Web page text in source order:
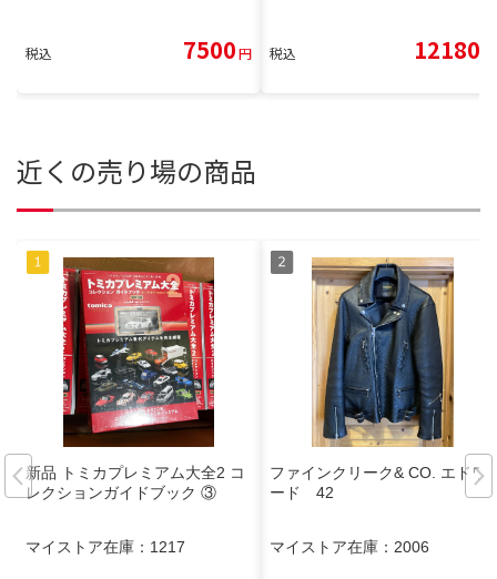
税込 7500円 税込 12180
近くの売り場の商品
新品 トミカプレミアム大全2 コ
レクションガイドブック ③
マイストア在庫： 1217
ファインクリーク& CO. エドワ
ード 42
マイストア在庫： 2006